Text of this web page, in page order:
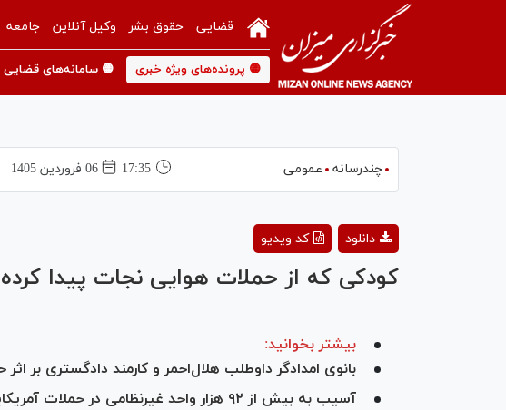
قضایی حقوق بشر وکیل آنلاین جامعه
🟡 پرونده‌های ویژه خبری 🟡 سامانه‌های قضایی
چندرسانه عمومی 17:35 06 فروردين 1405
کد ویدیو دانلود
کودکی که از حملات هوایی نجات پیدا
بیشتر بخوانید:
بانوی امدادگر داوطلب هلال‌احمر و کارمند دادگستری
آسیب به بیش از ۹۲ هزار واحد غیرنظامی در حملات آمریکایی_صهیونی